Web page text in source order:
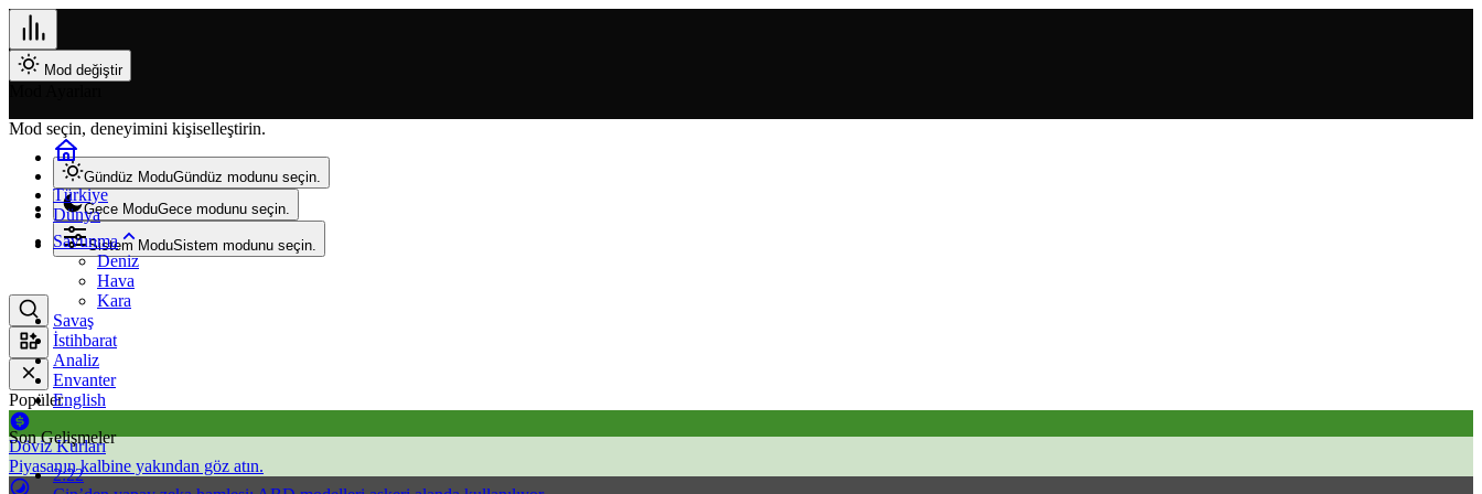
Mod değiştir
Mod seçin, deneyimini kişiselleştirin.
Gündüz ModuGündüz modunu seçin.
Gece ModuGece modunu seçin.
Sistem ModuSistem modunu seçin.
Popüler
Döviz Kurları
Piyasanın kalbine yakından göz atın.
Türkiye
Dünya
Savunma
Deniz
Hava
Kara
Savaş
İstihbarat
Analiz
Envanter
English
Son Gelişmeler
2:22